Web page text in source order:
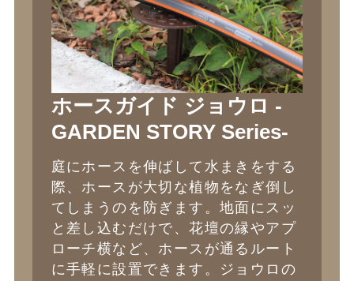
ホースガイド ジョウロ -
GARDEN STORY Series-
庭にホースを伸ばして水まきをする
際、ホースが大切な植物をなぎ倒し
てしまうのを防ぎます。地面にスッ
と差し込むだけで、花壇の縁やアプ
ローチ横など、ホースが通るルート
に手軽に設置できます。ジョウロの